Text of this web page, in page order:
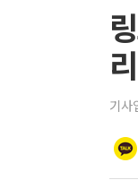
기사